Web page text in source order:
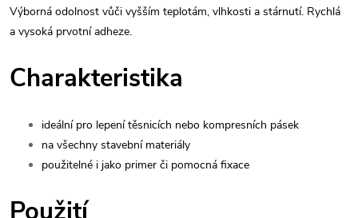
Výborná odolnost vůči vyšším teplotám, vlhkosti a stárnutí. Rychlá
a vysoká prvotní adheze.
Charakteristika
ideální pro lepení těsnicích nebo kompresních pásek
na všechny stavební materiály
použitelné i jako primer či pomocná fixace